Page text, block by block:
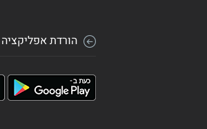
הורדת אפליקציה